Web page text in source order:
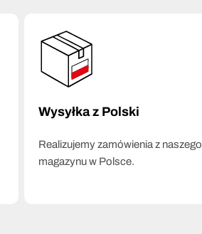
Wysyłka z Polski
Realizujemy zamówienia z naszego
magazynu w Polsce.